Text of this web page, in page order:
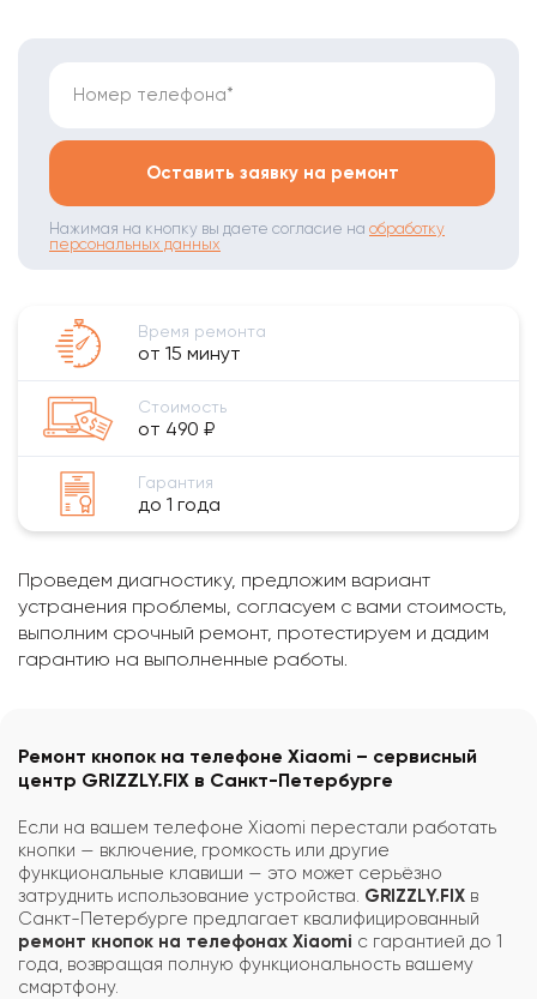
Номер телефона*
Оставить заявку на ремонт
Нажимая на кнопку вы даете согласие на обработку
персональных данных
Время ремонта
от 15 минут
Стоимость
от 490 ₽
Гарантия
до 1 года
Проведем диагностику, предложим вариант
устранения проблемы, согласуем с вами стоимость,
выполним срочный ремонт, протестируем и дадим
гарантию на выполненные работы.
Ремонт кнопок на телефоне Xiaomi – сервисный
центр GRIZZLY.FIX в Санкт-Петербурге
Если на вашем телефоне Xiaomi перестали работать
кнопки — включение, громкость или другие
функциональные клавиши — это может серьёзно
затруднить использование устройства. GRIZZLY.FIX в
Санкт-Петербурге предлагает квалифицированный
ремонт кнопок на телефонах Xiaomi с гарантией до 1
года, возвращая полную функциональность вашему
смартфону.